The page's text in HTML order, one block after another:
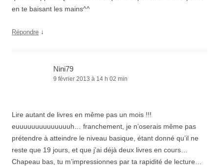
en te baisant les mains^^
Répondre ↓
Nini79
9 février 2013 à 14 h 02 min
Lire autant de livres en même pas un mois !!!
euuuuuuuuuuuuuuh… franchement, je n’oserais même pas
prétendre à atteindre le niveau basique, étant donné qu’il ne
reste que 19 jours, et que j’ai déjà deux livres en cours…
Chapeau bas, tu m’impressionnes par ta rapidité de lecture…